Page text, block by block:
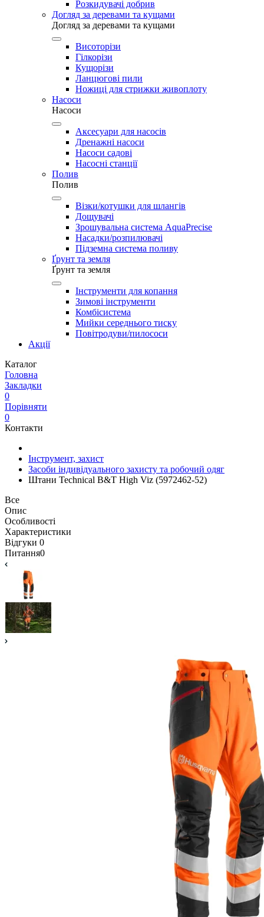
Розкидувачі добрив
Догляд за деревами та кущами
Догляд за деревами та кущами
Висоторізи
Гілкорізи
Кущорізи
Ланцюгові пили
Ножиці для стрижки живоплоту
Насоси
Насоси
Аксесуари для насосів
Дренажні насоси
Насоси садові
Насосні станції
Полив
Полив
Візки/котушки для шлангів
Дощувачі
Зрошувальна система AquaPrecise
Насадки/розпилювачі
Підземна система поливу
Ґрунт та земля
Ґрунт та земля
Інструменти для копання
Зимові інструменти
Комбісистема
Мийки середнього тиску
Повітродуви/пилососи
Акції
Каталог
Головна
Закладки
0
Порівняти
0
Контакти
Інструмент, захист
Засоби індивідуального захисту та робочий одяг
Штани Technical B&T High Viz (5972462-52)
Все
Опис
Особливості
Характеристики
Відгуки 0
Питання0